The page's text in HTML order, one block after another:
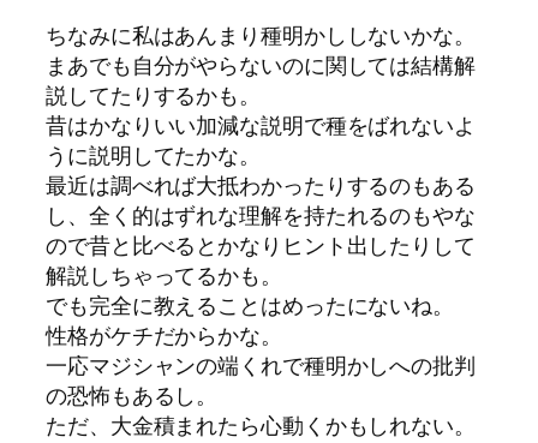
ちなみに私はあんまり種明かししないかな。
まあでも自分がやらないのに関しては結構解
説してたりするかも。
昔はかなりいい加減な説明で種をばれないよ
うに説明してたかな。
最近は調べれば大抵わかったりするのもある
し、全く的はずれな理解を持たれるのもやな
ので昔と比べるとかなりヒント出したりして
解説しちゃってるかも。
でも完全に教えることはめったにないね。
性格がケチだからかな。
一応マジシャンの端くれで種明かしへの批判
の恐怖もあるし。
ただ、大金積まれたら心動くかもしれない。